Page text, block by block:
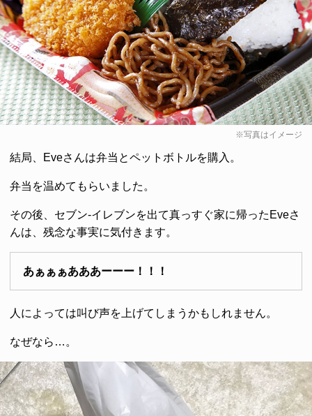
※写真はイメージ
結局、Eveさんは弁当とペットボトルを購入。
弁当を温めてもらいました。
その後、セブン-イレブンを出て真っすぐ家に帰ったEveさ
んは、残念な事実に気付きます。
あぁぁぁあああーーー！！！
人によっては叫び声を上げてしまうかもしれません。
なぜなら…。